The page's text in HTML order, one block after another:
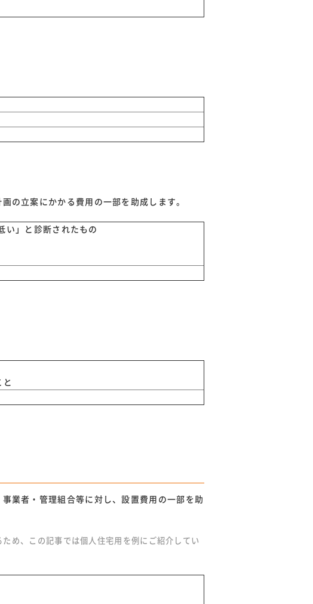
の立案にかかる費用の一部を助成します。
い」と診断されたもの
業者・管理組合等に対し、設置費用の一部を助
め、この記事では個人住宅用を例にご紹介してい